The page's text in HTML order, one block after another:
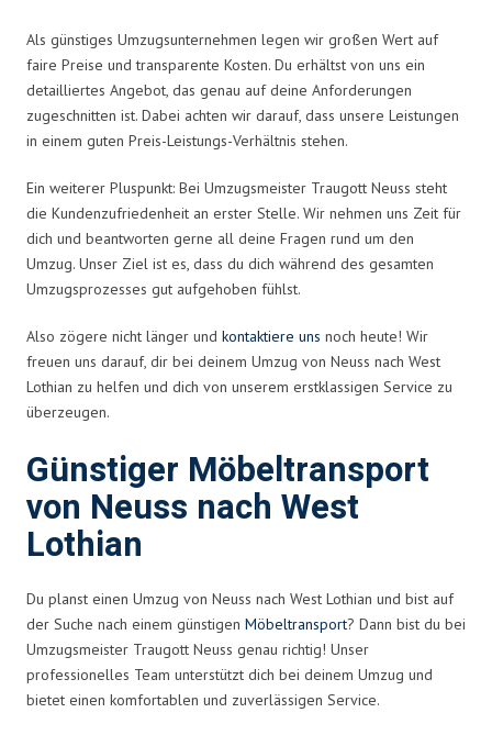
Als günstiges Umzugsunternehmen legen wir großen Wert auf
faire Preise und transparente Kosten. Du erhältst von uns ein
detailliertes Angebot, das genau auf deine Anforderungen
zugeschnitten ist. Dabei achten wir darauf, dass unsere Leistungen
in einem guten Preis-Leistungs-Verhältnis stehen.
Ein weiterer Pluspunkt: Bei Umzugsmeister Traugott Neuss steht
die Kundenzufriedenheit an erster Stelle. Wir nehmen uns Zeit für
dich und beantworten gerne all deine Fragen rund um den
Umzug. Unser Ziel ist es, dass du dich während des gesamten
Umzugsprozesses gut aufgehoben fühlst.
Also zögere nicht länger und kontaktiere uns noch heute! Wir
freuen uns darauf, dir bei deinem Umzug von Neuss nach West
Lothian zu helfen und dich von unserem erstklassigen Service zu
überzeugen.
Günstiger Möbeltransport
von Neuss nach West
Lothian
Du planst einen Umzug von Neuss nach West Lothian und bist auf
der Suche nach einem günstigen Möbeltransport? Dann bist du bei
Umzugsmeister Traugott Neuss genau richtig! Unser
professionelles Team unterstützt dich bei deinem Umzug und
bietet einen komfortablen und zuverlässigen Service.